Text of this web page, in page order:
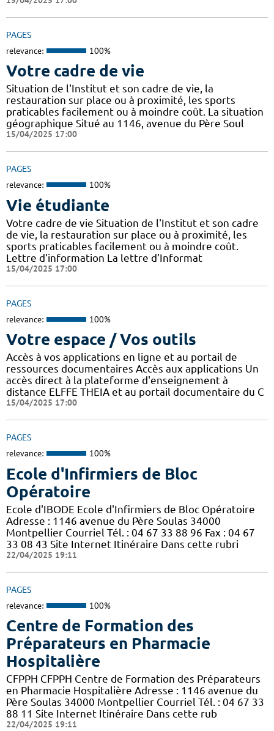
PAGES
relevance: 100%
Votre cadre de vie
Situation de l'Institut et son cadre de vie, la
restauration sur place ou à proximité, les sports
praticables facilement ou à moindre coût. La situation
géographique Situé au 1146, avenue du Père Soul
15/04/2025 17:00
PAGES
relevance: 100%
Vie étudiante
Votre cadre de vie Situation de l'Institut et son cadre
de vie, la restauration sur place ou à proximité, les
sports praticables facilement ou à moindre coût.
Lettre d'information La lettre d'Informat
15/04/2025 17:00
PAGES
relevance: 100%
Votre espace / Vos outils
Accès à vos applications en ligne et au portail de
ressources documentaires Accès aux applications Un
accès direct à la plateforme d'enseignement à
distance ELFFE THEIA et au portail documentaire du C
15/04/2025 17:00
PAGES
relevance: 100%
Ecole d'Infirmiers de Bloc
Opératoire
Ecole d'IBODE Ecole d'Infirmiers de Bloc Opératoire
Adresse : 1146 avenue du Père Soulas 34000
Montpellier Courriel Tél. : 04 67 33 88 96 Fax : 04 67
33 08 43 Site Internet Itinéraire Dans cette rubri
22/04/2025 19:11
PAGES
relevance: 100%
Centre de Formation des
Préparateurs en Pharmacie
Hospitalière
CFPPH CFPPH Centre de Formation des Préparateurs
en Pharmacie Hospitalière Adresse : 1146 avenue du
Père Soulas 34000 Montpellier Courriel Tél. : 04 67 33
88 11 Site Internet Itinéraire Dans cette rub
22/04/2025 19:11